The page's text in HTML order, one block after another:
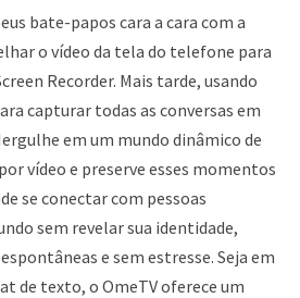
bate-papos cara a cara com a
o vídeo da tela do telefone para
Recorder. Mais tarde, usando
capturar todas as conversas em
em um mundo dinâmico de
vídeo e preserve esses momentos
se conectar com pessoas
sem revelar sua identidade,
e sem estresse. Seja em
de texto, o OmeTV oferece um